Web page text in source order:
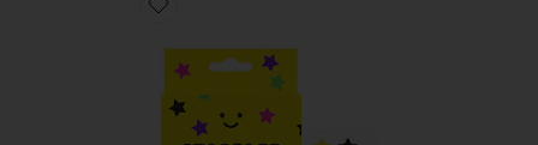
Favorite МИНИ ПЛАСТЫРИ ОТ ПРЫЩЕЙ HYDRO-STAR